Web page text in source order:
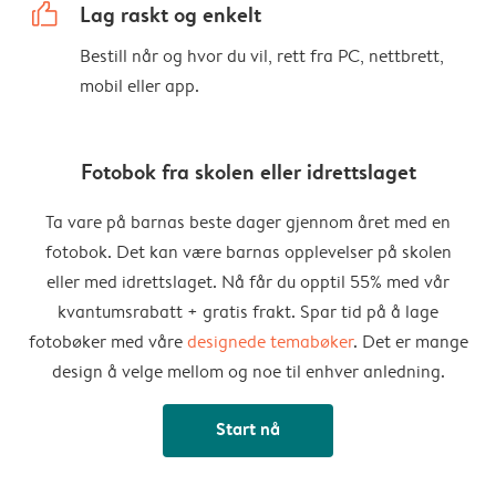
thumbs_up Lag raskt og enkelt
Bestill når og hvor du vil, rett fra PC, nettbrett,
mobil eller app.
Fotobok fra skolen eller idrettslaget
Ta vare på barnas beste dager gjennom året med en
fotobok. Det kan være barnas opplevelser på skolen
eller med idrettslaget. Nå får du opptil 55% med vår
kvantumsrabatt + gratis frakt. Spar tid på å lage
fotobøker med våredesignede temabøker. Det er mange
design å velge mellom og noe til enhver anledning.
Start nå